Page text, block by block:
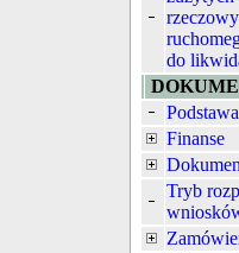
do
Finanse
Tryb